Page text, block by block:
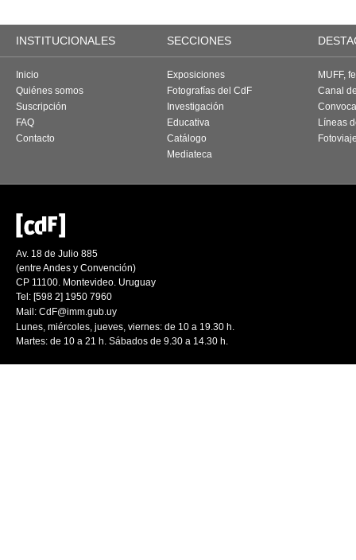
INSTITUCIONALES SECCIONES
Inicio
Quiénes somos
Suscripción
FAQ
Contacto
Exposiciones
Fotografías del CdF
Investigación
Educativa
Catálogo
Mediateca
MUFF,
Canal
Líneas
Av. 18 de Julio 885
(entre Andes y Convención)
CP 11100. Montevideo. Uruguay
Tel: [598 2] 1950 7960
Mail: CdF@imm.gub.uy
Lunes, miércoles, jueves, viernes: de 10 a 19.30 h.
Martes: de 10 a 21 h. Sábados de 9.30 a 14.30 h.